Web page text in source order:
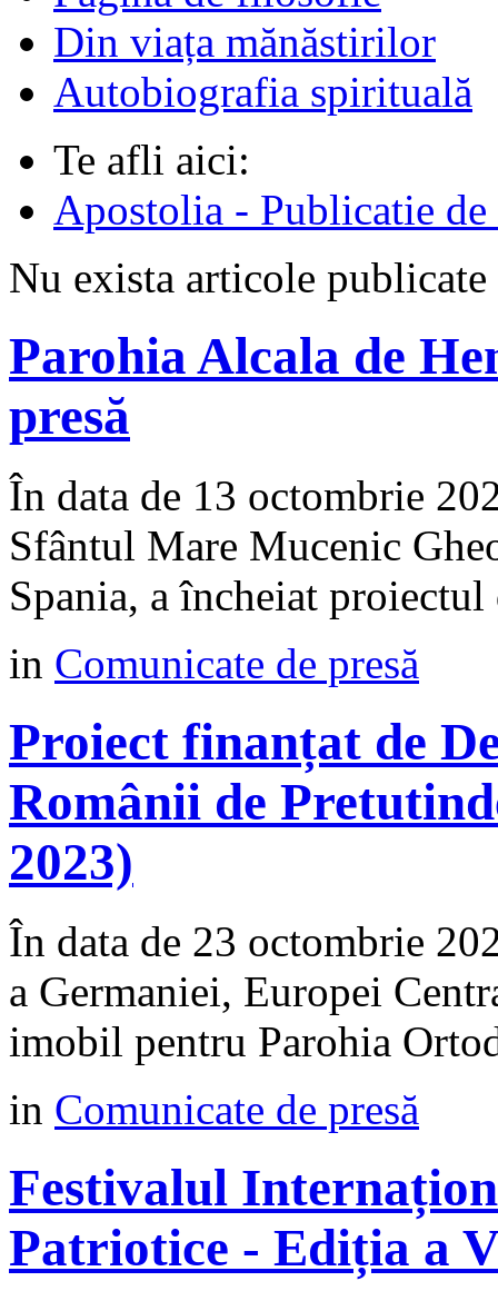
Din viața mănăstirilor
Autobiografia spirituală
Te afli aici:
Apostolia - Publicatie
Nu exista articole
Parohia Alcala de
presă
În data de 13 octombrie
Sfântul Mare Mucenic
Spania, a încheiat
in Comunicate de presă
Proiect finanțat de
Românii de
2023)
În data de 23 octombrie
a Germaniei, Europei
imobil pentru Parohia
in Comunicate de presă
Festivalul
Patriotice - Ediția a